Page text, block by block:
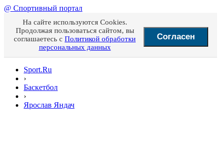
@ Спортивный портал
На сайте используются Cookies.
Продолжая пользоваться сайтом, вы
соглашаетесь с Политикой обработки
персональных данных
Согласен
Sport.Ru
›
Баскетбол
›
Ярослав Яндач